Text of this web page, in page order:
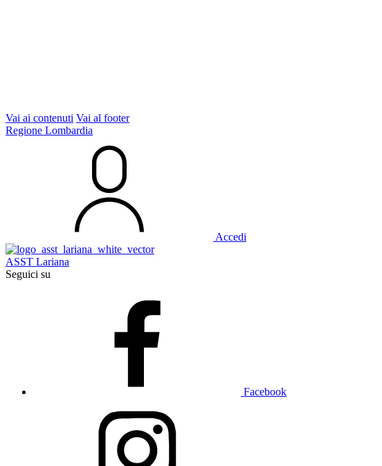
Vai ai contenuti Vai al footer
Regione Lombardia
Accedi
ASST Lariana
Seguici su
Facebook